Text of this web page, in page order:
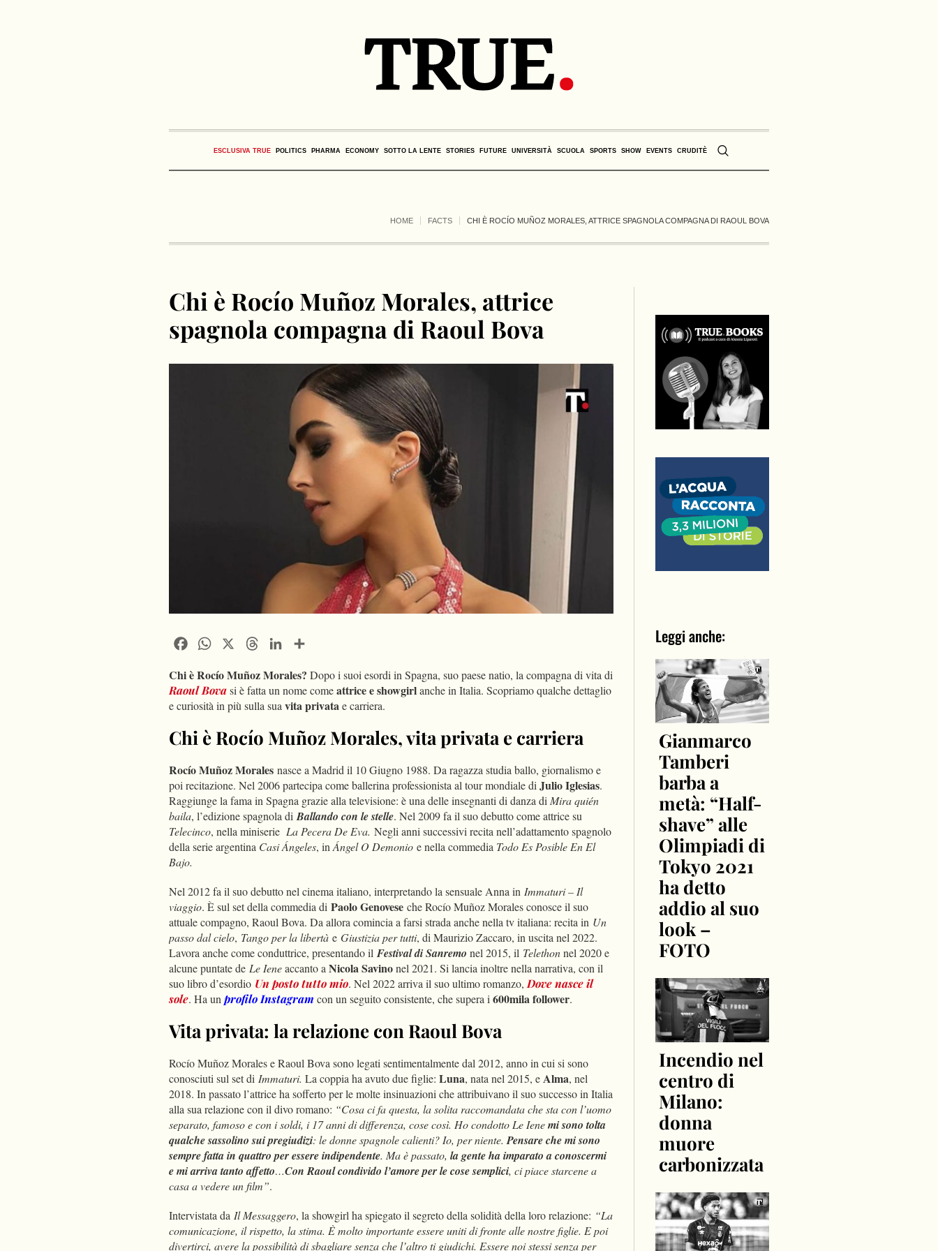
ESCLUSIVA TRUE POLITICS PHARMA ECONOMY SOTTO LA LENTE STORIES FUTURE UNIVERSITÀ SCUOLA SPORTS SHOW EVENTS CRUDITÈ
HOME FACTS CHI È ROCÍO MUÑOZ MORALES, ATTRICE SPAGNOLA COMPAGNA DI RAOUL BOVA
Chi è Rocío Muñoz Morales, attrice
spagnola compagna di Raoul Bova
FacebookWhatsApp ThreadsLinkedIn
Chi è Rocío Muñoz Morales? Dopo i suoi esordi in Spagna, suo paese natio, la compagna di vita di
Raoul Bovasi è fatta un nome comeattrice e showgirlanche in Italia. Scopriamo qualche dettaglio
e curiosità in più sulla suavita privatae carriera.
Chi è Rocío Muñoz Morales, vita privata e carriera
Rocío Muñoz Morales nasce a Madrid il 10 Giugno 1988. Da ragazza studia ballo, giornalismo e
poi recitazione. Nel 2006 partecipa come ballerina professionista al tour mondiale diJulio Iglesias.
Raggiunge la fama in Spagna grazie alla televisione: è una delle insegnanti di danza diMira quién
baila, l’edizione spagnola diBallando con le stelle. Nel 2009 fa il suo debutto come attrice su
Telecinco, nella miniserie La Pecera De Eva. Negli anni successivi recita nell’adattamento spagnolo
della serie argentina Casi Ángeles, inÁngel O Demonio e nella commedia Todo Es Posible En El
Bajo.
Nel 2012 fa il suo debutto nel cinema italiano, interpretando la sensuale Anna in Immaturi – Il
viaggio. È sul set della commedia di Paolo Genovese che Rocío Muñoz Morales conosce il suo
attuale compagno, Raoul Bova. Da allora comincia a farsi strada anche nella tv italiana: recita in Un
passo dal cielo, Tango per la libertà e Giustizia per tutti, di Maurizio Zaccaro, in uscita nel 2022.
Lavora anche come conduttrice, presentando il Festival di Sanremo nel 2015, il Telethonnel 2020 e
alcune puntate de Le Ieneaccanto aNicola Savinonel 2021. Si lancia inoltre nella narrativa, con il
suo libro d’esordio Un posto tutto mio. Nel 2022 arriva il suo ultimo romanzo,Dove nasce il
sole. Ha unprofilo Instagram con un seguito consistente, che supera i600milafollower.
Vita privata: la relazione con Raoul Bova
Rocío Muñoz Morales e Raoul Bova sono legati sentimentalmente dal 2012, anno in cui si sono
conosciuti sul set di Immaturi. La coppia ha avuto due figlie: Luna, nata nel 2015, eAlma, nel
2018. In passato l’attrice ha sofferto per le molte insinuazioni che attribuivano il suo successo in Italia
alla sua relazione con il divo romano: “Cosa ci fa questa, la solita raccomandata che sta con l’uomo
separato, famoso e con i soldi, i 17 anni di differenza, cose così. Ho condotto Le Ienemi sono tolta
qualche sassolino sui pregiudizi: le donne spagnole calienti? Io, per niente.Pensare che mi sono
sempre fatta in quattro per essere indipendente. Ma è passato, la gente ha imparato a conoscermi
e mi arriva tanto affetto…Con Raoul condivido l’amore per le cose semplici, ci piace starcene a
casa a vedere un film”.
Intervistata da Il Messaggero, la showgirl ha spiegato il segreto della solidità della loro relazione: “La
comunicazione, il rispetto, la stima. È molto importante essere uniti di fronte alle nostre figlie. E poi
divertirci, avere la possibilità di sbagliare senza che l’altro ti giudichi. Essere noi stessi senza per
Leggi anche:
Gianmarco
Tamberi
barba a
metà: “Half-
shave” alle
Olimpiadi di
Tokyo 2021
ha detto
addio al suo
look –
FOTO
Incendio nel
centro di
Milano:
donna
muore
carbonizzata